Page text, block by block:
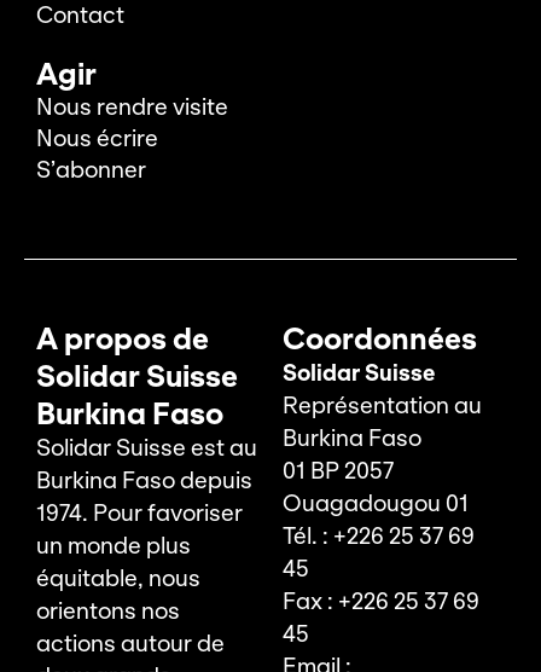
Contact
Agir
Nous rendre visite
Nous écrire
S’abonner
A propos de
Solidar Suisse
Burkina Faso
Solidar Suisse est au
Burkina Faso depuis
1974. Pour favoriser
un monde plus
équitable, nous
orientons nos
actions autour de
Coordonnées
Solidar Suisse
Représentation au
Burkina Faso
01 BP 2057
Ouagadougou 01
Tél. : +226 25 37 69
45
Fax : +226 25 37 69
45